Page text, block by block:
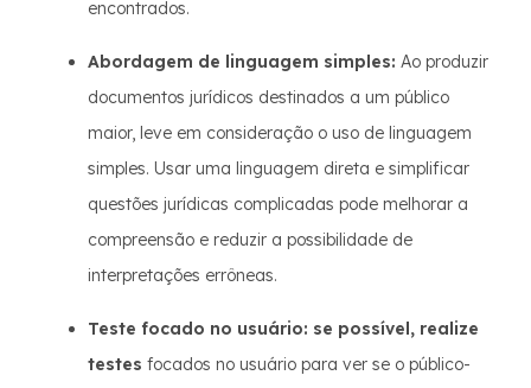
encontrados.
Abordagem de linguagem simples: Ao produzir
documentos jurídicos destinados a um público
maior, leve em consideração o uso de linguagem
simples. Usar uma linguagem direta e simplificar
questões jurídicas complicadas pode melhorar a
compreensão e reduzir a possibilidade de
interpretações errôneas.
Teste focado no usuário: se possível, realize
testes focados no usuário para ver se o público-